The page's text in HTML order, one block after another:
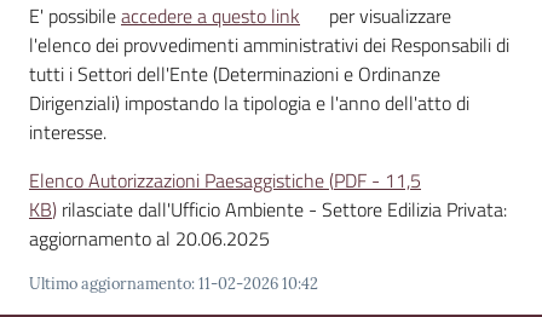
Amministrazione
Trasparente
Menu selezionato
Tutti
gli
argomenti...
E' possibileaccedere a questo link
per visualizzare
l'elenco dei provvedimenti amministrativi dei Responsabili di
tutti i Settori dell'Ente (Determinazioni e Ordinanze
Dirigenziali) impostando la tipologia e l'anno dell'atto di
interesse.
Elenco Autorizzazioni Paesaggistiche(PDF - 11,5
KB) rilasciate dall'Ufficio Ambiente - Settore Edilizia Privata:
aggiornamento al 20.06.2025
Ultimo aggiornamento:11-02-2026 10:42